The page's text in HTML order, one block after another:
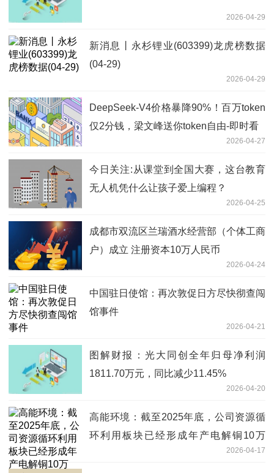
2026-04-29
新消息丨永杉锂业(603399)龙虎榜数据
(04-29)
2026-04-29
DeepSeek-V4价格暴降90%！百万token
仅2分钱，梁文峰送你token自由-即时看
2026-04-27
今日关注:从课堂到全国大赛，这台教育
无人机凭什么让孩子爱上编程？
2026-04-25
成都市双流区兰瑞酒水经营部（个体工商
户）成立 注册资本10万人民币
2026-04-24
中国驻日使馆：再次敦促日方尽快彻查闯
馆事件
2026-04-21
图解财报：光大同创全年归母净利润
1811.70万元，同比减少11.45%
2026-04-20
高能环境：截至2025年底，公司资源循
环利用板块已经形成年产电解铜10万
2026-04-17